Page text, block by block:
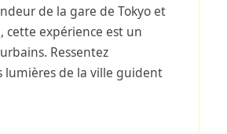
de la gare de Tokyo et
cette expérience est un
Ressentez
lumières de la ville guident